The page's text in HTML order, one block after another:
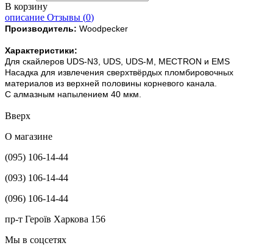
В корзину
описание Отзывы (0)
Производитель: Woodpecker
Характеристики:
Для скайлеров UDS-N3, UDS, UDS-M, MECTRON и EMS
Насадка для извлечения сверхтвёрдых пломбировочных
материалов из верхней половины корневого канала.
С алмазным напылением 40 мкм.
Вверх
О магазине
(095) 106-14-44
(093) 106-14-44
(096) 106-14-44
пр-т Героїв Харкова 156
Мы в соцсетях